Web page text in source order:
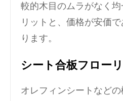
較的木目のムラがなく
リットと、価格が安価
ります。
シート合板フロー
オレフィンシートなど